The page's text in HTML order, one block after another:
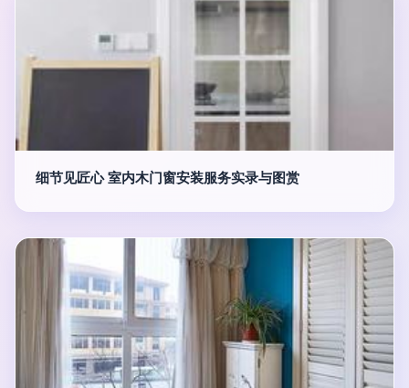
细节见匠心 室内木门窗安装服务实录与图赏